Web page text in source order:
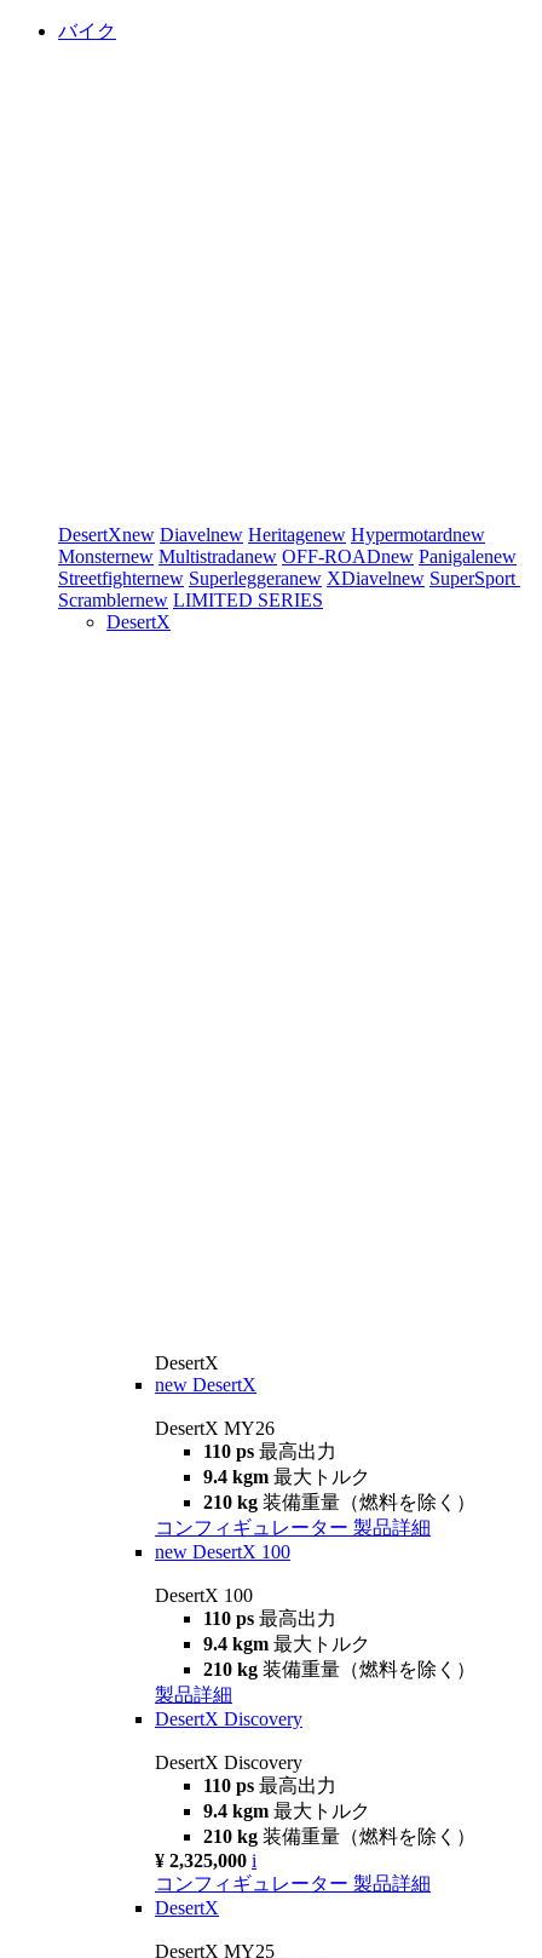
バイク
DesertXnew Diavelnew Heritagenew Hypermotardnew
Monsternew Multistradanew OFF-ROADnew Panigalenew
Streetfighternew Superleggeranew XDiavelnew SuperSport
Scramblernew LIMITED SERIES
DesertX
DesertX
new DesertX
DesertX MY26
110 ps 最高出力
9.4 kgm 最大トルク
210 kg 装備重量（燃料を除く）
コンフィギュレーター 製品詳細
new DesertX 100
DesertX 100
110 ps 最高出力
9.4 kgm 最大トルク
210 kg 装備重量（燃料を除く）
製品詳細
DesertX Discovery
DesertX Discovery
110 ps 最高出力
9.4 kgm 最大トルク
210 kg 装備重量（燃料を除く）
¥ 2,325,000 i
コンフィギュレーター 製品詳細
DesertX
DesertX MY25